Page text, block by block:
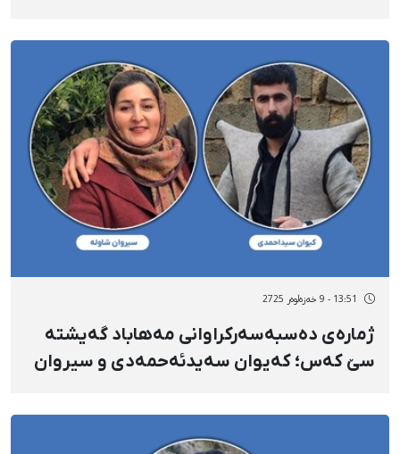
13:51 - 9 خەزەڵوەر 2725
ژمارەی دەسبەسەرکراوانی مەهاباد گەیشتە
سێ کەس؛ کەیوان سەیدئەحمەدی و سیروان
دەسبەسەر کران